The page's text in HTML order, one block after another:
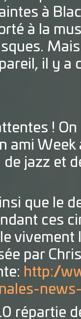
à
à la
il y
!
ami
jazz et
que le
ces
par
http://
répartie